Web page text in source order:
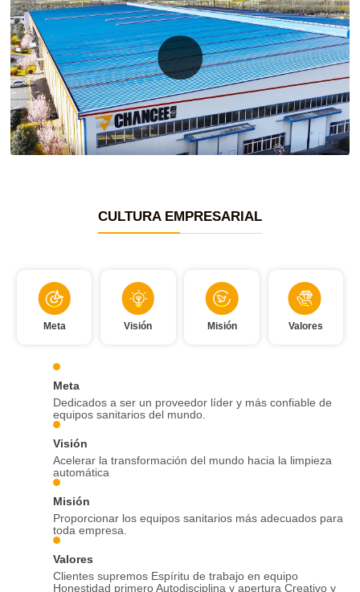
CULTURA EMPRESARIAL
Meta
Dedicados a ser un proveedor líder y más confiable de
equipos sanitarios del mundo.
Visión
Acelerar la transformación del mundo hacia la limpieza
automática
Misión
Proporcionar los equipos sanitarios más adecuados para
toda empresa.
Valores
Clientes supremos Espíritu de trabajo en equipo
Honestidad primero Autodisciplina y apertura Creativo y
Meta Visión Misión Valores